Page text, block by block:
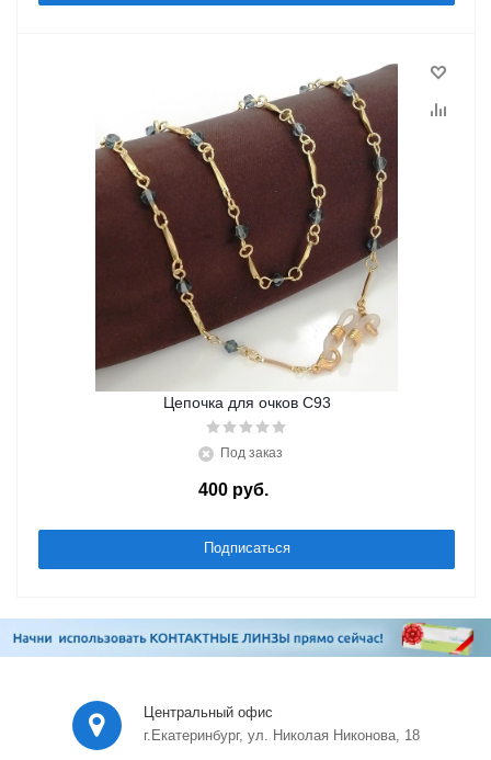
Цепочка для очков C93
Под заказ
400руб./шт
Подписаться
Центральный офис
г.Екатеринбург, ул. Николая Никонова, 18